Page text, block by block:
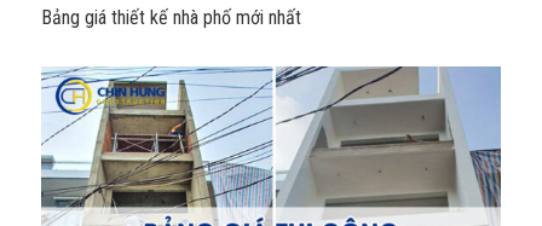
Bảng giá thiết kế nhà phố mới nhất